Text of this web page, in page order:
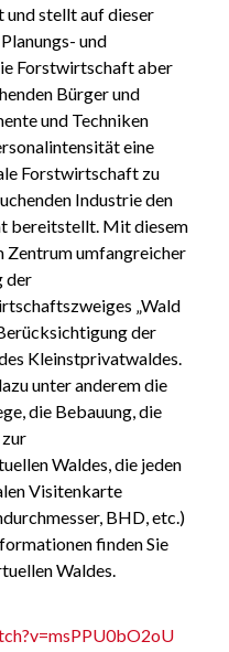
stellt auf dieser
und
Forstwirtschaft aber
Bürger und
und Techniken
eine
Forstwirtschaft zu
Industrie den
bereitstellt. Mit diesem
Zentrum umfangreicher
der
„Wald
der
Kleinstprivatwaldes.
unter anderem die
die Bebauung, die
Waldes, die jeden
Visitenkarte
BHD, etc.)
finden Sie
Waldes.